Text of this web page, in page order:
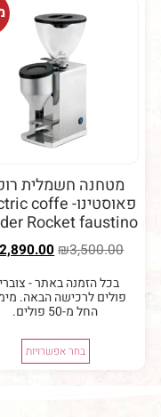
מבצע!
חשמלית רוקט
פאוסטינו- Electric coffe
grinder Rocket
₪
₪2,890.00
הזמנה באתר - צוברים
לרכישה הבאה. מימוש
בחר אפשרויות